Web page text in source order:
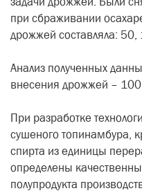
при сбраживании
дрожжей составляла:
Анализ полученных
внесения дрожжей –
При разработке
сушеного топинамбура,
спирта из единицы
определены
полупродукта